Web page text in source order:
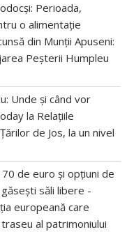
Perioada,
o alimentație
din Munții Apuseni:
Peșterii Humpleu
Unde și când vor
la Relațiile
de Jos, la un nivel
de euro și opțiuni de
săli libere -
europeană care
al patrimoniului